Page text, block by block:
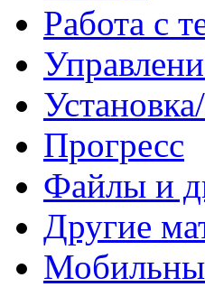
Работа с
Прогресс
Файлы и
Другие